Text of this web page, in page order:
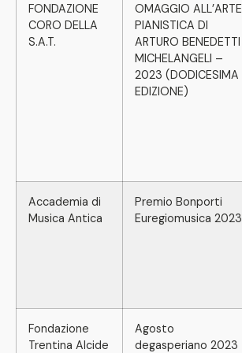
FONDAZIONE
CORO DELLA
S.A.T.
OMAGGIO ALL’ARTE
PIANISTICA DI
ARTURO BENEDETTI
MICHELANGELI –
2023 (DODICESIMA
EDIZIONE)
Accademia di
Musica Antica
Premio Bonporti
Euregiomusica 2023
Fondazione
Trentina Alcide
Agosto
degasperiano 2023